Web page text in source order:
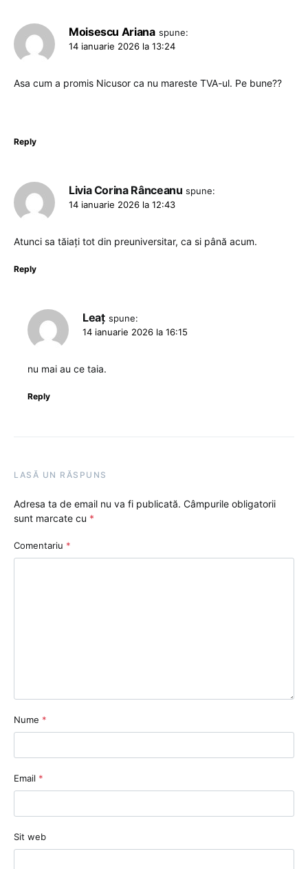
Moisescu Ariana spune:
14 ianuarie 2026 la 13:24
Asa cum a promis Nicusor ca nu mareste TVA-ul. Pe bune??
Reply
Livia Corina Rânceanu spune:
14 ianuarie 2026 la 12:43
Atunci sa tăiați tot din preuniversitar, ca si până acum.
Reply
Leaț spune:
14 ianuarie 2026 la 16:15
nu mai au ce taia.
Reply
LASĂ UN RĂSPUNS
Adresa ta de email nu va fi publicată. Câmpurile obligatorii
sunt marcate cu *
Comentariu *
Nume *
Email *
Sit web